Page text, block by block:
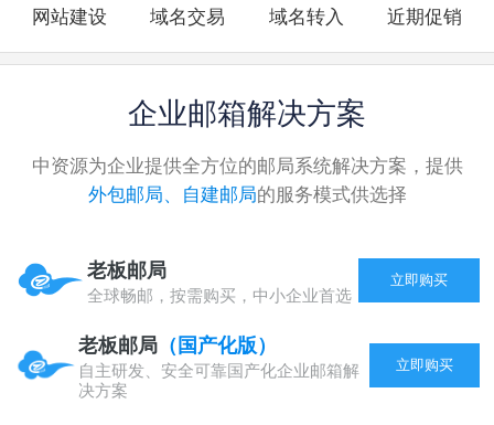
网站建设 域名交易 域名转入 近期促销
企业邮箱解决方案
中资源为企业提供全方位的邮局系统解决方案，提供
外包邮局、自建邮局的服务模式供选择
老板邮局
全球畅邮，按需购买，中小企业首选
立即购买
老板邮局 （国产化版）
自主研发、安全可靠国产化企业邮箱解
决方案
立即购买